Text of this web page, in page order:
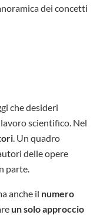
dei concetti
che desideri
scientifico. Nel
. Un quadro
delle opere
parte.
anche il numero
un solo approccio